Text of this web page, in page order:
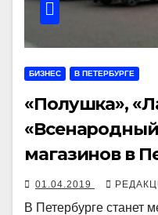
БИЗНЕС В ПЕТЕРБУРГЕ
«Полушка»,
магазинов в
01.04.2019
В Петербурге станет